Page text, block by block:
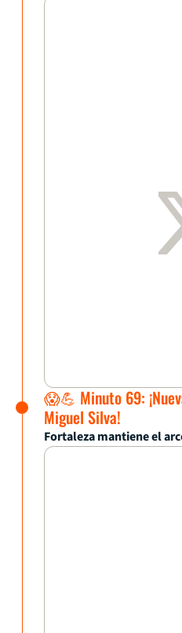
😱💪 Minuto 69:
Miguel Silva!
Fortaleza mantiene el